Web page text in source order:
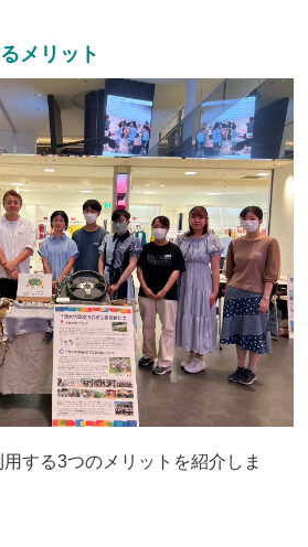
メリット
する3つのメリットを紹介しま